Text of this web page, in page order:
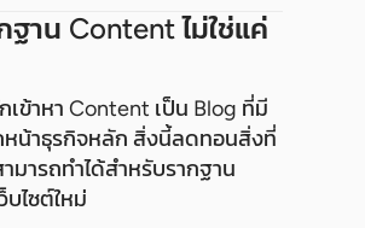
ฐาน Content ไม่ใช่แค่
เข้าหา Content เป็น Blog ที่มี
หน้าธุรกิจหลัก สิ่งนี้ลดทอนสิ่งที่
มารถทำได้สำหรับรากฐาน
บไซต์ใหม่